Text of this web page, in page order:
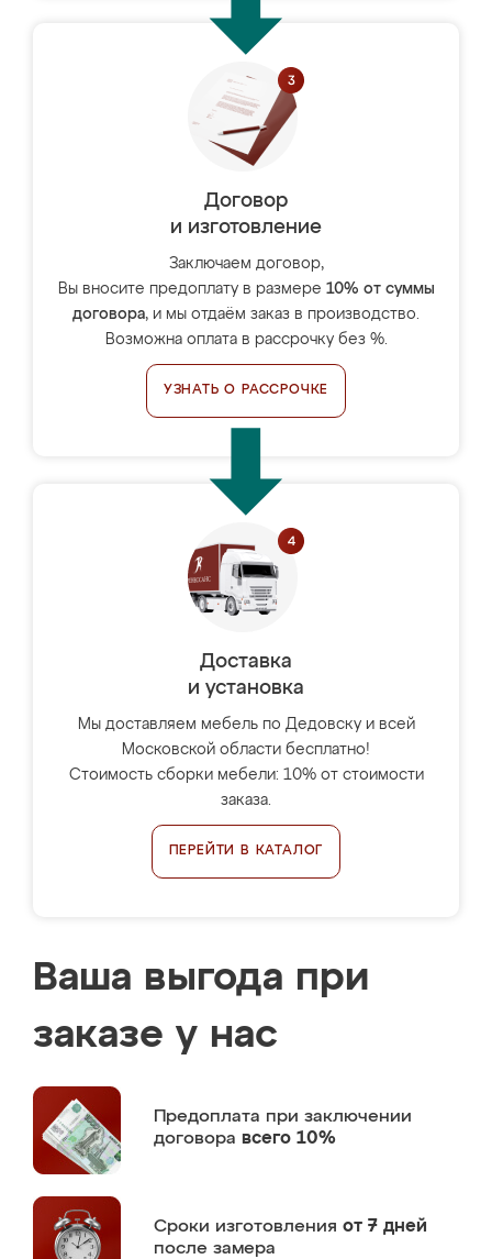
Договор
и изготовление
Заключаем договор,
Вы вносите предоплату в размере 10% от суммы
договора, и мы отдаём заказ в производство.
Возможна оплата в рассрочку без %.
УЗНАТЬ О РАССРОЧКЕ
Доставка
и установка
Мы доставляем мебель по Дедовску и всей
Московской области бесплатно!
Стоимость сборки мебели: 10% от стоимости
заказа.
ПЕРЕЙТИ В КАТАЛОГ
Ваша выгода при
заказе у нас
Предоплата при заключении
договора всего 10%
Сроки изготовления от 7 дней
после замера